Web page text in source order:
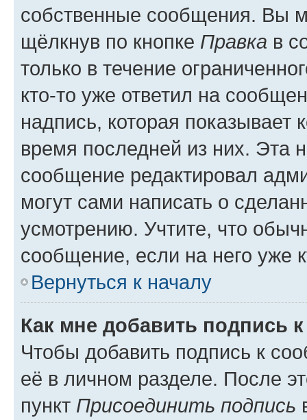
собственные сообщения. Вы
щёлкнув по кнопке Правка в
только в течение
кто-то уже ответил на
надпись, которая показывает
время последней из них. Эта
сообщение редактировал
могут сами написать о
усмотрению. Учтите, что
сообщение, если на него уже
Вернуться к началу
Как мне добавить подпись
Чтобы добавить подпись к
её в личном разделе. После
пункт Присоединить подпись